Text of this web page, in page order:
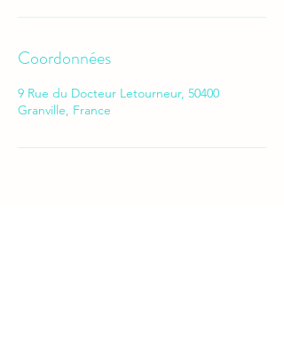
Coordonnées
9 Rue du Docteur Letourneur, 50400
Granville, France